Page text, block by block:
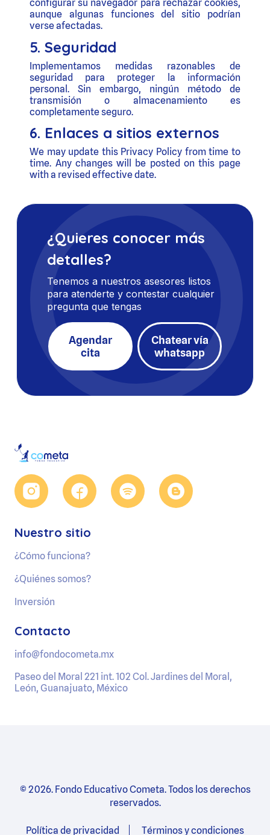
configurar su navegador para rechazar cookies,
aunque algunas funciones del sitio podrían
verse afectadas.
5. Seguridad
Implementamos medidas razonables de
seguridad para proteger la información
personal. Sin embargo, ningún método de
transmisión o almacenamiento es
completamente seguro.
6. Enlaces a sitios externos
We may update this Privacy Policy from time to
time. Any changes will be posted on this page
with a revised effective date.
¿Quieres conocer más
detalles?
Tenemos a nuestros asesores listos
para atenderte y contestar cualquier
pregunta que tengas
Agendar
cita
Chatear vía
whatsapp
Nuestro sitio
¿Cómo funciona?
¿Quiénes somos?
Inversión
Contacto
info@fondocometa.mx
Paseo del Moral 221 int. 102 Col. Jardines del Moral,
León, Guanajuato, México
© 2026. Fondo Educativo Cometa. Todos los derechos
reservados.
Política de privacidad Términos y condiciones